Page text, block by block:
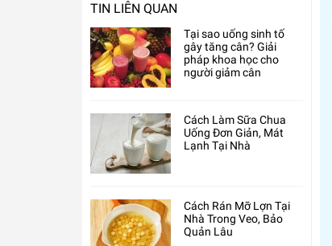
TIN LIÊN QUAN
Tại sao uống sinh tố
gây tăng cân? Giải
pháp khoa học cho
người giảm cân
Cách Làm Sữa Chua
Uống Đơn Giản, Mát
Lạnh Tại Nhà
Cách Rán Mỡ Lợn Tại
Nhà Trong Veo, Bảo
Quản Lâu